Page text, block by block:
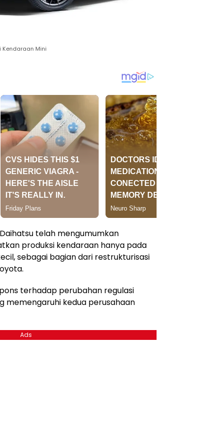
Kendaraan Mini
telah mengumumkan
produksi kendaraan hanya pada
sebagai bagian dari restrukturisasi
terhadap perubahan regulasi
memengaruhi kedua perusahaan
Ads